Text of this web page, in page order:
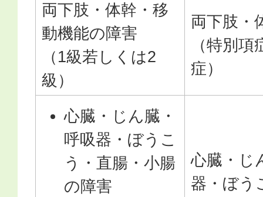
両下肢・体幹・移
動機能の障害
（1級若しくは2
級）
両下肢・
（特別
症）
心臓・じん臓・
呼吸器・ぼうこ
う・直腸・小腸
の障害
心臓・じ
器・ぼう